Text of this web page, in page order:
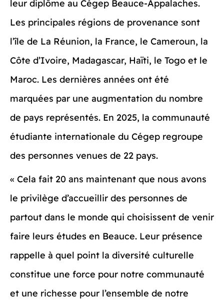
leur diplôme au Cégep Beauce-Appalaches.
Les principales régions de provenance sont
l’île de La Réunion, la France, le Cameroun, la
Côte d’Ivoire, Madagascar, Haïti, le Togo et le
Maroc. Les dernières années ont été
marquées par une augmentation du nombre
de pays représentés. En 2025, la communauté
étudiante internationale du Cégep regroupe
des personnes venues de 22 pays.
« Cela fait 20 ans maintenant que nous avons
le privilège d’accueillir des personnes de
partout dans le monde qui choisissent de venir
faire leurs études en Beauce. Leur présence
rappelle à quel point la diversité culturelle
constitue une force pour notre communauté
et une richesse pour l’ensemble de notre